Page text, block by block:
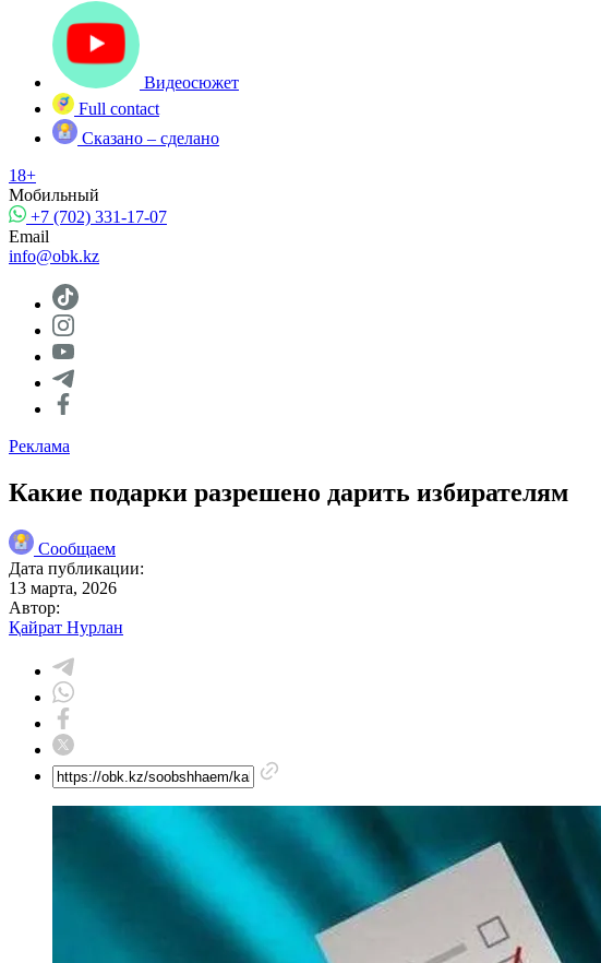
Видеосюжет
Full contact
Сказано – сделано
18+
Мобильный
+7 (702) 331-17-07
Email
info@obk.kz
Реклама
Какие подарки разрешено дарить избирателям
Сообщаем
Дата публикации:
13 марта, 2026
Автор:
Қайрат Нурлан